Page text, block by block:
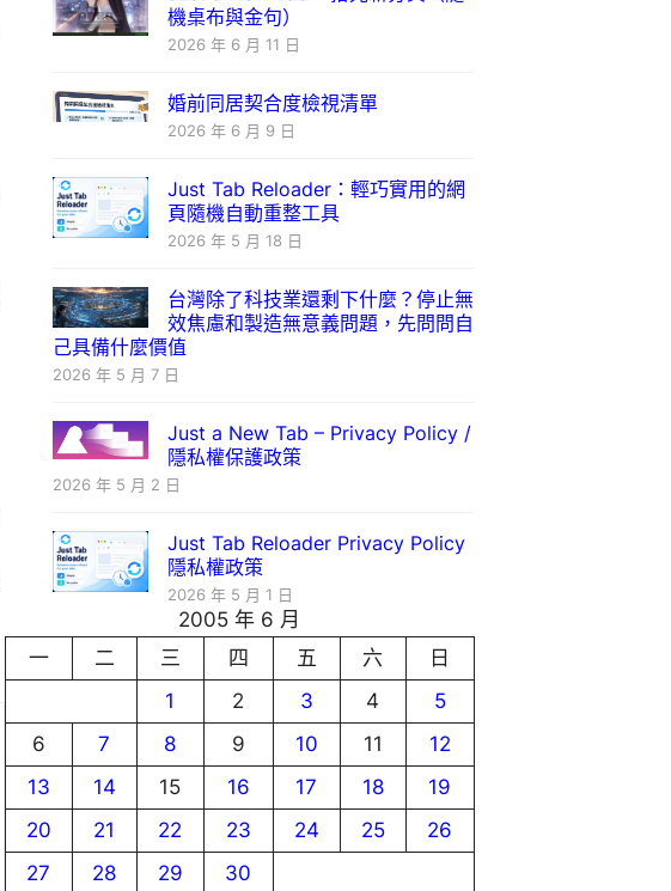
機桌布與金句）
2026 年 6 月 11 日
婚前同居契合度檢視清單
2026 年 6 月 9 日
Just Tab Reloader：輕巧實用的網
頁隨機自動重整工具
2026 年 5 月 18 日
台灣除了科技業還剩下什麼？停止無
效焦慮和製造無意義問題，先問問自
己具備什麼價值
2026 年 5 月 7 日
Just a New Tab – Privacy Policy /
隱私權保護政策
2026 年 5 月 2 日
Just Tab Reloader Privacy Policy
隱私權政策
2026 年 5 月 1 日
2005 年 6 月
一
二 三 四 五 六
日
1
2 3 4
5
6
7 8 9 10 11
12
13
14 15 16 17 18
19
20
21 22 23 24 25
26
27
28 29
30